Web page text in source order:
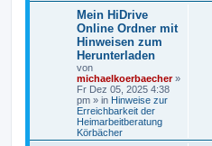
Mein HiDrive
Online Ordner mit
Hinweisen zum
Herunterladen
von
michaelkoerbaecher»
Fr Dez 05, 2025 4:38
pm » in Hinweise zur
Erreichbarkeit der
Heimarbeitberatung
Körbächer